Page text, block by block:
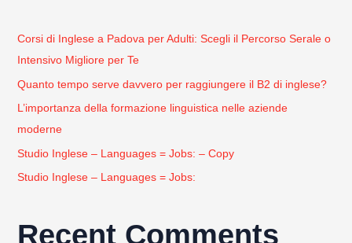
:Corsi di Inglese a Padova per Adulti: Scegli il Percorso Serale o
Intensivo Migliore per Te
Quanto tempo serve davvero per raggiungere il B2 di inglese?
L’importanza della formazione linguistica nelle aziende
moderne
Studio Inglese – Languages = Jobs: – Copy
Studio Inglese – Languages = Jobs:
Recent Comments